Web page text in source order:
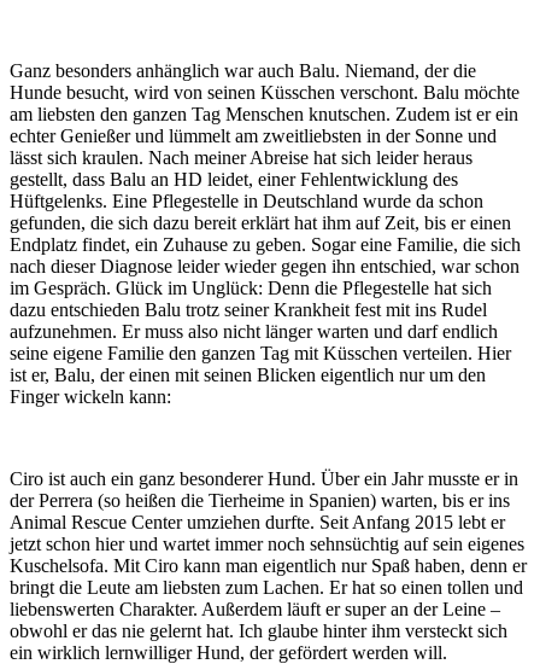
Ganz besonders anhänglich war auch Balu. Niemand, der die
Hunde besucht, wird von seinen Küsschen verschont. Balu möchte
am liebsten den ganzen Tag Menschen knutschen. Zudem ist er ein
echter Genießer und lümmelt am zweitliebsten in der Sonne und
lässt sich kraulen. Nach meiner Abreise hat sich leider heraus
gestellt, dass Balu an HD leidet, einer Fehlentwicklung des
Hüftgelenks. Eine Pflegestelle in Deutschland wurde da schon
gefunden, die sich dazu bereit erklärt hat ihm auf Zeit, bis er einen
Endplatz findet, ein Zuhause zu geben. Sogar eine Familie, die sich
nach dieser Diagnose leider wieder gegen ihn entschied, war schon
im Gespräch. Glück im Unglück: Denn die Pflegestelle hat sich
dazu entschieden Balu trotz seiner Krankheit fest mit ins Rudel
aufzunehmen. Er muss also nicht länger warten und darf endlich
seine eigene Familie den ganzen Tag mit Küsschen verteilen. Hier
ist er, Balu, der einen mit seinen Blicken eigentlich nur um den
Finger wickeln kann:
Ciro ist auch ein ganz besonderer Hund. Über ein Jahr musste er in
der Perrera (so heißen die Tierheime in Spanien) warten, bis er ins
Animal Rescue Center umziehen durfte. Seit Anfang 2015 lebt er
jetzt schon hier und wartet immer noch sehnsüchtig auf sein eigenes
Kuschelsofa. Mit Ciro kann man eigentlich nur Spaß haben, denn er
bringt die Leute am liebsten zum Lachen. Er hat so einen tollen und
liebenswerten Charakter. Außerdem läuft er super an der Leine –
obwohl er das nie gelernt hat. Ich glaube hinter ihm versteckt sich
ein wirklich lernwilliger Hund, der gefördert werden will.